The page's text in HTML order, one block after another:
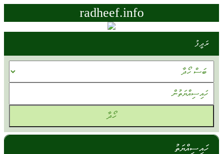
radheef.info
ރަދީފު
ހައިސިއްޔަތު